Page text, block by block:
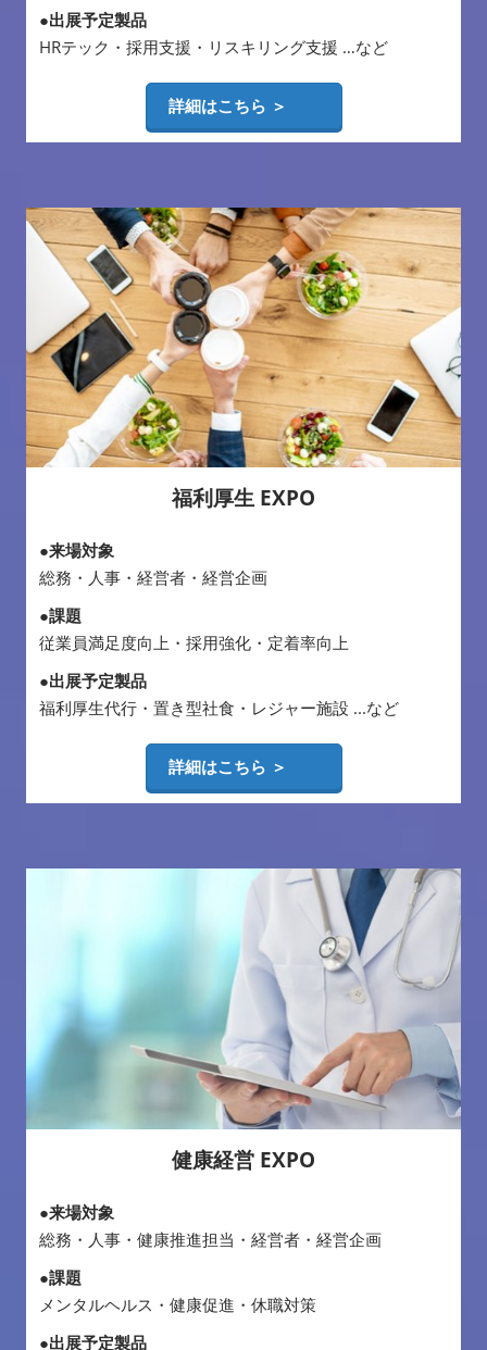
●出展予定製品
HRテック・採用支援・リスキリング支援 …など
詳細はこちら ＞
福利厚生 EXPO
●来場対象
総務・人事・経営者・経営企画
●課題
従業員満足度向上・採用強化・定着率向上
●出展予定製品
福利厚生代行・置き型社食・レジャー施設 ...など
詳細はこちら ＞
健康経営 EXPO
●来場対象
総務・人事・健康推進担当・経営者・経営企画
●課題
メンタルヘルス・健康促進・休職対策
●出展予定製品